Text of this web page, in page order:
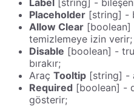
Placeholder [string] -
Allow Clear [boolean]
temizlemeye izin verir;
Disable [boolean] -
bırakır;
Araç Tooltip [string] -
Required [boolean] -
gösterir;